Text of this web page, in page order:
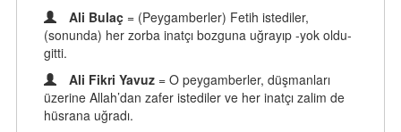
Ali Bulaç = (Peygamberler) Fetih istediler,
(sonunda) her zorba inatçı bozguna uğrayıp -yok oldu-
gitti.
Ali Fikri Yavuz = O peygamberler, düşmanları
üzerine Allah’dan zafer istediler ve her inatçı zalim de
hüsrana uğradı.